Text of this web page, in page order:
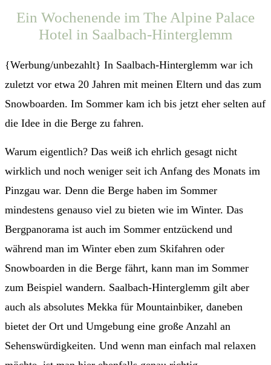
Ein Wochenende im The Alpine Palace
Hotel in Saalbach-Hinterglemm
{Werbung/unbezahlt} In Saalbach-Hinterglemm war ich
zuletzt vor etwa 20 Jahren mit meinen Eltern und das zum
Snowboarden. Im Sommer kam ich bis jetzt eher selten auf
die Idee in die Berge zu fahren.
Warum eigentlich? Das weiß ich ehrlich gesagt nicht
wirklich und noch weniger seit ich Anfang des Monats im
Pinzgau war. Denn die Berge haben im Sommer
mindestens genauso viel zu bieten wie im Winter. Das
Bergpanorama ist auch im Sommer entzückend und
während man im Winter eben zum Skifahren oder
Snowboarden in die Berge fährt, kann man im Sommer
zum Beispiel wandern. Saalbach-Hinterglemm gilt aber
auch als absolutes Mekka für Mountainbiker, daneben
bietet der Ort und Umgebung eine große Anzahl an
Sehenswürdigkeiten. Und wenn man einfach mal relaxen